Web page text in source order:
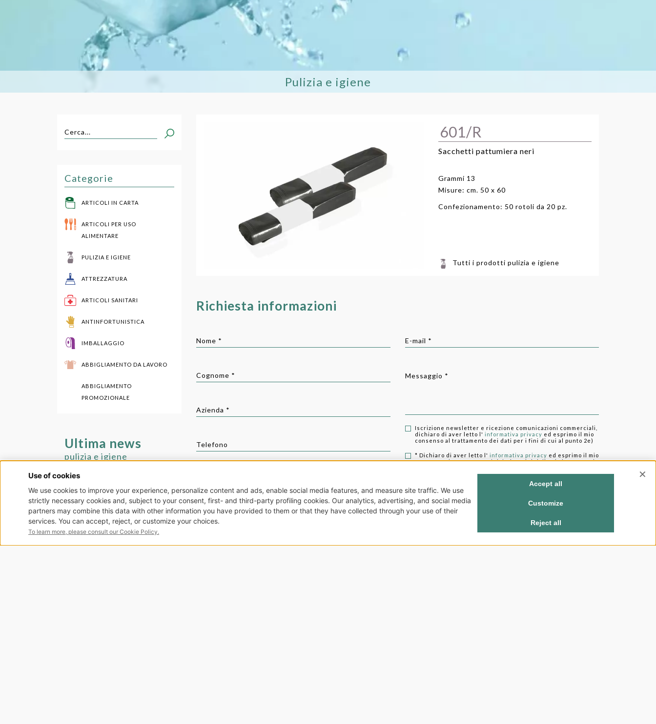
Pulizia e igiene
601/R
Sacchetti pattumiera neri
Grammi 13
Misure: cm. 50 x 60
Confezionamento: 50 rotoli da 20 pz.
Tutti i prodotti pulizia e igiene
Richiesta informazioni
Nome *
Cognome *
Azienda *
Telefono
E-mail *
Messaggio *
Iscrizione newsletter e ricezione comunicazioni commerciali,
dichiaro di aver letto l' informativa privacy ed esprimo il mio
consenso al trattamento dei dati per i fini di cui al punto 2e)
* Dichiaro di aver letto l' informativa privacy ed esprimo il mio
consenso al trattamento dei dati per i fini di cui al punto 2a-b-
Cerca...
Categorie
ARTICOLI IN CARTA
ARTICOLI PER USO
ALIMENTARE
PULIZIA E IGIENE
ATTREZZATURA
ARTICOLI SANITARI
ANTINFORTUNISTICA
IMBALLAGGIO
ABBIGLIAMENTO DA LAVORO
ABBIGLIAMENTO
PROMOZIONALE
Ultima news
pulizia e igiene